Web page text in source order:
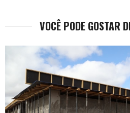
VOCÊ PODE GOSTAR